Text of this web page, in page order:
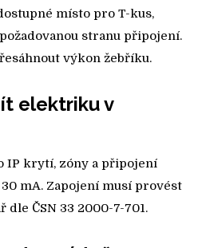
místo pro T-kus,
stranu připojení.
výkon žebříku.
elektriku v
IP krytí, zóny a připojení
mA. Zapojení musí provést
ČSN 33 2000-7-701.